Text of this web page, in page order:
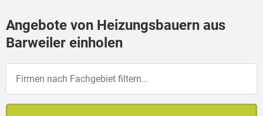
Angebote von Heizungsbauern aus
Barweiler einholen